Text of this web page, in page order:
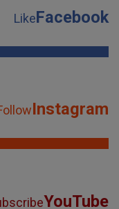
LikeFacebook
Instagram
YouTube